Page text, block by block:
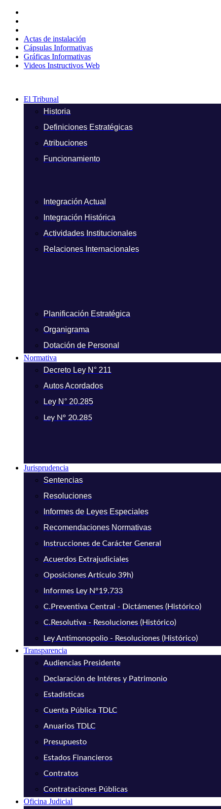
contenido
Actas de instalación
Cápsulas Informativas
Gráficas Informativas
Videos Instructivos Web
El Tribunal
Historia
Definiciones Estratégicas
Atribuciones
Funcionamiento
Integración Actual
Integración Histórica
Actividades Institucionales
Relaciones Internacionales
Planificación Estratégica
Organigrama
Dotación de Personal
Normativa
Decreto Ley N° 211
Autos Acordados
Ley N° 20.285
Ley N° 20.285
Jurisprudencia
Sentencias
Resoluciones
Informes de Leyes Especiales
Recomendaciones Normativas
Instrucciones de Carácter General
Acuerdos Extrajudiciales
Oposiciones Artículo 39h)
Informes Ley N°19.733
C.Preventiva Central - Dictámenes (Histórico)
C.Resolutiva - Resoluciones (Histórico)
Ley Antimonopolio - Resoluciones (Histórico)
Transparencia
Audiencias Presidente
Declaración de Intéres y Patrimonio
Estadísticas
Cuenta Pública TDLC
Anuarios TDLC
Presupuesto
Estados Financieros
Contratos
Contrataciones Públicas
Oficina Judicial